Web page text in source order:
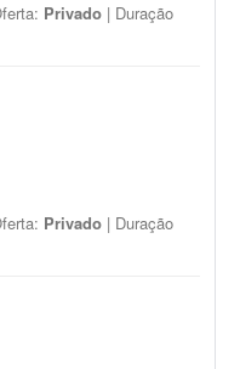
Privado | Duração
Privado | Duração